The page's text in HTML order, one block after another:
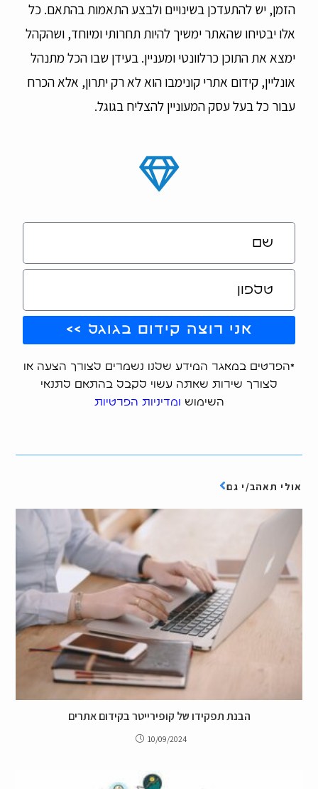
הזמן, יש להתעדכן בשינויים ולבצע התאמות בהתאם. כל
אלו יבטיחו שהאתר ימשיך להיות תחרותי ומיוחד, ושהקהל
ימצא את התוכן כרלוונטי ומעניין. בעידן שבו הכל מתנהל
אונליין, קידום אתרי קונימבו הוא לא רק יתרון, אלא הכרח
עבור כל בעל עסק המעוניין להצליח בגוגל.
אני רוצה קידום בגוגל >>
*הפרטים במאגר המידע שלנו נשמרים לצורך הצעה או
לצורך שירות שאתה עשוי לקבל בהתאם לתנאי
השימוש
ומדיניות הפרטיות
אולי תאהב/י גם
הבנת תפקידו של קופירייטר בקידום אתרים
10/09/2024